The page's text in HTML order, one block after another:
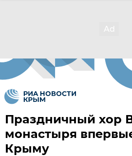
Праздничный хор
монастыря
Крыму